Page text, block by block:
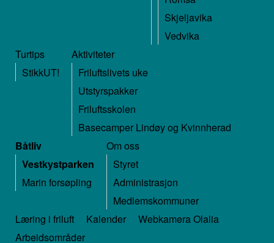
Skjeljavika
Vedvika
Turtips
StikkUT!
Aktiviteter
Friluftslivets uke
Utstyrspakker
Friluftsskolen
Basecamper Lindøy og Kvinnherad
Båtliv
Vestkystparken
Marin forsøpling
Om oss
Styret
Administrasjon
Medlemskommuner
Læring i friluft
Kalender
Webkamera Olalia
Arbeidsområder